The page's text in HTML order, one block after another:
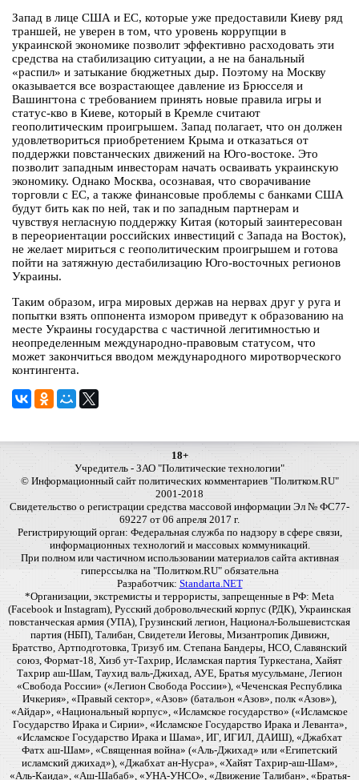
Запад в лице США и ЕС, которые уже предоставили Киеву ряд
траншей, не уверен в том, что уровень коррупции в
украинской экономике позволит эффективно расходовать эти
средства на стабилизацию ситуации, а не на банальный
«распил» и затыкание бюджетных дыр. Поэтому на Москву
оказывается все возрастающее давление из Брюсселя и
Вашингтона с требованием принять новые правила игры и
статус-кво в Киеве, который в Кремле считают
геополитическим проигрышем. Запад полагает, что он должен
удовлетвориться приобретением Крыма и отказаться от
поддержки повстанческих движений на Юго-востоке. Это
позволит западным инвесторам начать осваивать украинскую
экономику. Однако Москва, осознавая, что сворачивание
торговли с ЕС, а также финансовые проблемы с банками США
будут бить как по ней, так и по западным партнерам и
чувствуя негласную поддержку Китая (который заинтересован
в переориентации российских инвестиций с Запада на Восток),
не желает мириться с геополитическим проигрышем и готова
пойти на затяжную дестабилизацию Юго-восточных регионов
Украины.
Таким образом, игра мировых держав на нервах друг у руга и
попытки взять оппонента измором приведут к образованию на
месте Украины государства с частичной легитимностью и
неопределенным международно-правовым статусом, что
может закончиться вводом международного миротворческого
контингента.
18+
Учредитель - ЗАО "Политические технологии"
© Информационный сайт политических комментариев "Политком.RU"
2001-2018
Свидетельство о регистрации средства массовой информации Эл № ФС77-
69227 от 06 апреля 2017 г.
Регистрирующий орган: Федеральная служба по надзору в сфере связи,
информационных технологий и массовых коммуникаций.
При полном или частичном использовании материалов сайта активная
гиперссылка на "Политком.RU" обязательна
Разработчик: Standarta.NET
*Организации, экстремисты и террористы, запрещенные в РФ: Meta
(Facebook и Instagram), Русский добровольческий корпус (РДК), Украинская
повстанческая армия (УПА), Грузинский легион, Национал-Большевистская
партия (НБП), Талибан, Свидетели Иеговы, Мизантропик Дивижн,
Братство, Артподготовка, Тризуб им. Степана Бандеры, НСО, Славянский
союз, Формат-18, Хизб ут-Тахрир, Исламская партия Туркестана, Хайят
Тахрир аш-Шам, Таухид валь-Джихад, АУЕ, Братья мусульмане, Легион
«Свобода России» («Легион Свобода России»), «Чеченская Республика
Ичкерия», «Правый сектор», «Азов» (батальон «Азов», полк «Азов»),
«Айдар», «Национальный корпус», «Исламское государство» («Исламское
Государство Ирака и Сирии», «Исламское Государство Ирака и Леванта»,
«Исламское Государство Ирака и Шама», ИГ, ИГИЛ, ДАИШ), «Джабхат
Фатх аш-Шам», «Священная война» («Аль-Джихад» или «Египетский
исламский джихад»), «Джабхат ан-Нусра», «Хайят Тахрир-аш-Шам»,
«Аль-Каида», «Аш-Шабаб», «УНА-УНСО», «Движение Талибан», «Братья-